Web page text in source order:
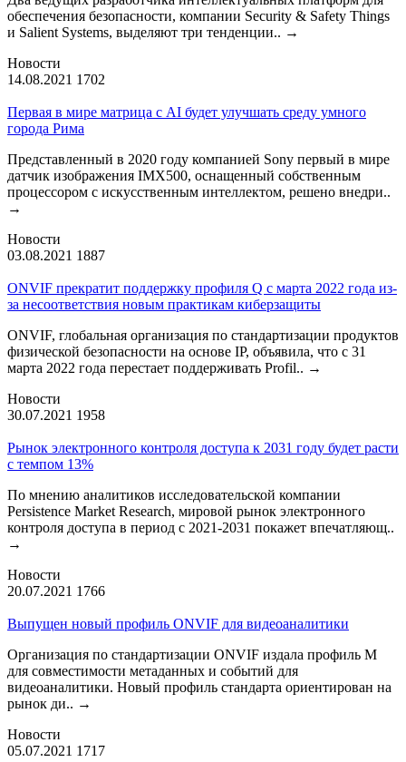
обеспечения безопасности, компании Security & Safety Things
и Salient Systems, выделяют три тенденции.. →
Новости
14.08.2021 1702
Первая в мире матрица с AI будет улучшать среду умного
города Рима
Представленный в 2020 году компанией Sony первый в мире
датчик изображения IMX500, оснащенный собственным
процессором с искусственным интеллектом, решено внедри..
→
Новости
03.08.2021 1887
ONVIF прекратит поддержку профиля Q с марта 2022 года из-
за несоответствия новым практикам киберзащиты
ONVIF, глобальная организация по стандартизации продуктов
физической безопасности на основе IP, объявила, что с 31
марта 2022 года перестает поддерживать Profil.. →
Новости
30.07.2021 1958
Рынок электронного контроля доступа к 2031 году будет расти
с темпом 13%
По мнению аналитиков исследовательской компании
Persistence Market Research, мировой рынок электронного
контроля доступа в период с 2021-2031 покажет впечатляющ..
→
Новости
20.07.2021 1766
Выпущен новый профиль ONVIF для видеоаналитики
Организация по стандартизации ONVIF издала профиль М
для совместимости метаданных и событий для
видеоаналитики. Новый профиль стандарта ориентирован на
рынок ди.. →
Новости
05.07.2021 1717